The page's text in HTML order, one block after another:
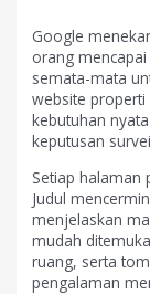
Google
orang
semata-mata
website
kebutuhan
keputusan
Setiap halaman
Judul
menjelaskan
mudah
ruang, serta
pengalaman